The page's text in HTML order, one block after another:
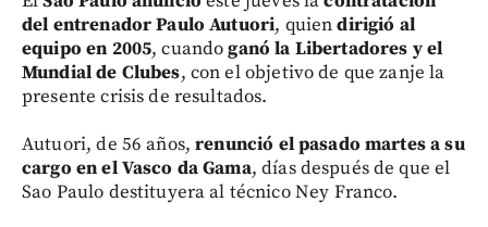
del entrenador Paulo Autuori, quiendirigió al
equipo en 2005, cuandoganó la Libertadores y el
Mundial de Clubes, con el objetivo de que zanje la
presente crisis de resultados.
Autuori, de 56 años,renunció el pasado martes a su
cargo en el Vasco da Gama, días después de que el
Sao Paulo destituyera al técnico Ney Franco.